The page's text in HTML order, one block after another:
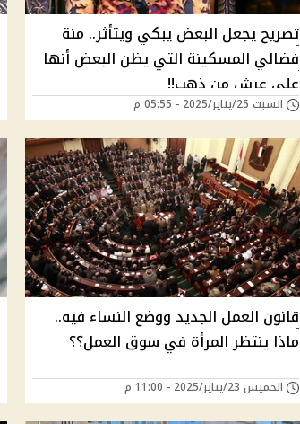
تصريح يجعل البعض يبكي ويتأثر.. منة
فضالي المسكينة التي يظن البعض أنها
على عرش من ذهب!!
السبت 25/يناير/2025 - 05:55 م
قانون العمل الجديد ووضع النساء فيه..
ماذا ينتظر المرأة في سوق العمل؟؟
الخميس 23/يناير/2025 - 11:00 م